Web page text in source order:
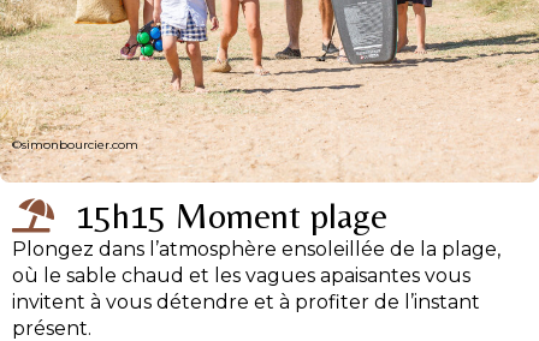
15h15 Moment plage
Plongez dans l’atmosphère ensoleillée de la plage,
où le sable chaud et les vagues apaisantes vous
invitent à vous détendre et à profiter de l’instant
présent.
©simonbourcier.com